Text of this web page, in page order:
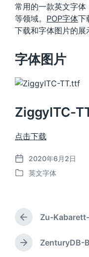
常用的一款英文字
等领域。 POP字体下
下载和字体图片的展
字体图片
ZiggyITC-
点击下载
发
布
2020年6月2日
发
英文字体
上
篇
文
章
Zu-
下
ZenturyDB-